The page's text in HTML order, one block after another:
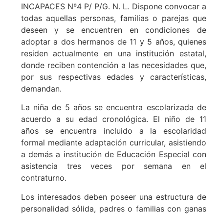
INCAPACES Nº4 P/ P/G. N. L. Dispone convocar a
todas aquellas personas, familias o parejas que
deseen y se encuentren en condiciones de
adoptar a dos hermanos de 11 y 5 años, quienes
residen actualmente en una institución estatal,
donde reciben contención a las necesidades que,
por sus respectivas edades y características,
demandan.
La niña de 5 años se encuentra escolarizada de
acuerdo a su edad cronológica. El niño de 11
años se encuentra incluido a la escolaridad
formal mediante adaptación curricular, asistiendo
a demás a institución de Educación Especial con
asistencia tres veces por semana en el
contraturno.
Los interesados deben poseer una estructura de
personalidad sólida, padres o familias con ganas